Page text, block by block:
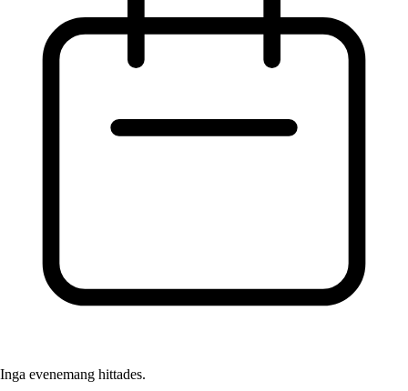
Inga evenemang hittades.